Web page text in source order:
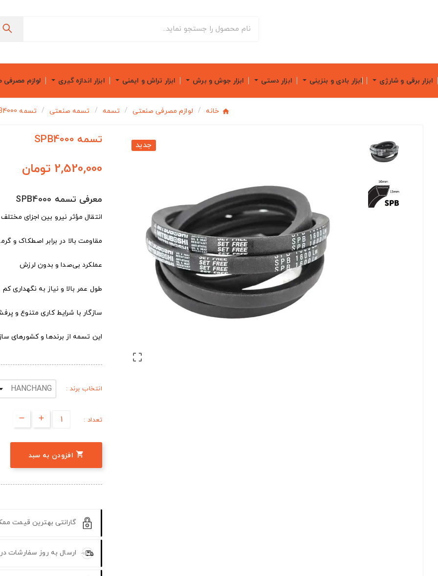
ابزار برقی و شارژی ابزار بادی و بنزینی ابزار دستی ابزار جوش و برش ابزار تراش و ایمنی ابزار اندازه گیری لوازم
خانه لوازم مصرفی صنعتی تسمه تسمه صنعتی تسمه SPB4000
جدید

تسمه SPB4000
2,520,000 تومان
معرفی تسمه SPB4000
انتقال مؤثر نیرو بین اجزای مختلف
مقاومت بالا در برابر اصطکاک و
عملکرد بی‌صدا و بدون لرزش
طول عمر بالا و نیاز به نگهداری کم
سازگار با شرایط کاری متنوع و
این تسمه از برندها و کشورهای
انتخاب برند :
تعداد :
 افزودن به سبد
گارانتی بهترین قیمت
ارسال به روز سفارشات